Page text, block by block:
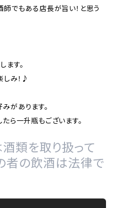
師でもある店長が旨い！と思う
ます。
しみ！♪
があります。
ら一升瓶もございます。
酒類を取り扱って
者の飲酒は法律で